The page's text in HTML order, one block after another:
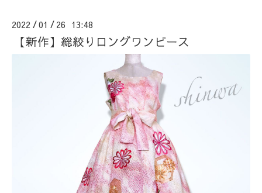
2022 /01 / 26 13:48
【新作】総絞りロングワンピース